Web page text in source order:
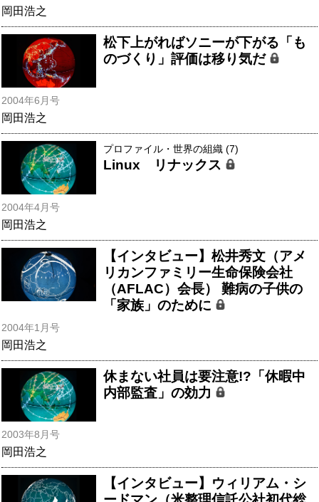
岡田浩之
松下上がればソニーが下がる「も
のづくり」評価は移り気だ
2004年6月号
岡田浩之
プロファイル・世界の組織 (7)
Linux リナックス
2004年4月号
岡田浩之
【インタビュー】松井秀文（アメ
リカンファミリー生命保険会社
（AFLAC）会長） 難病の子供の
「家族」のために
2004年1月号
岡田浩之
休まない社員は要注意!?「休暇中
内部監査」の効力
2003年8月号
岡田浩之
【インタビュー】ウィリアム・シ